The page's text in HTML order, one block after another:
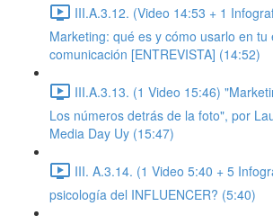
III.A.3.12. (Video 14:53 + 1
Marketing: qué es y cómo usarlo en tu
comunicación [ENTREVISTA] (14:52)
III.A.3.13. (1 Video 15:46)
Los números detrás de la foto", por
Media Day Uy (15:47)
III. A.3.14. (1 Video 5:40 + 5
psicología del INFLUENCER? (5:40)